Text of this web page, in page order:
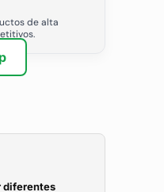
de alta
diferentes